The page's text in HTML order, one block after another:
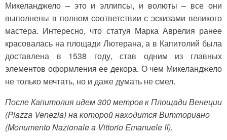
Микеланджело – это и эллипсы, и волюты – все они
выполнены в полном соответствии с эскизами великого
мастера. Интересно, что статуя Марка Аврелия ранее
красовалась на площади Лютерана, а в Капитолий была
доставлена в 1538 году, став одним из главных
элементов оформления ее декора. О чем Микеланджело
не только мечтать, но и даже думать не смел.
После Капитолия идем 300 метров к Площади Венеции
(Piazza Venezia) на которой находится Витториано
(Monumento Nazionale a Vittorio Emanuele II).